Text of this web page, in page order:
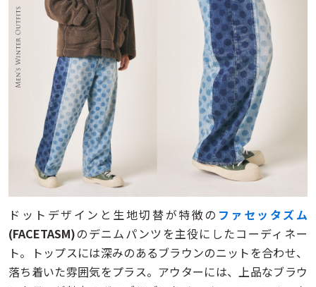
ドットデザインと生地切替が特徴の ファセッタズム
(FACETASM)のデニムパンツを主役にしたコーディネー
ト。トップスには深みのあるブラウンのニットを合わせ、
落ち着いた雰囲気をプラス。アウターには、上品なブラウ